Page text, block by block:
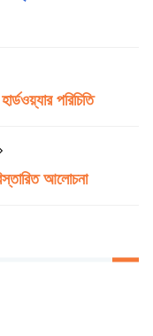
পরিচিতি
বিস্তারিত আলোচনা